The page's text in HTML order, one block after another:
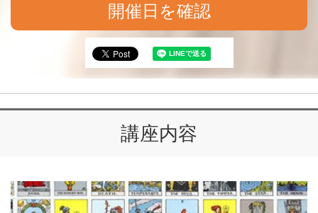
開催日を確認
講座内容